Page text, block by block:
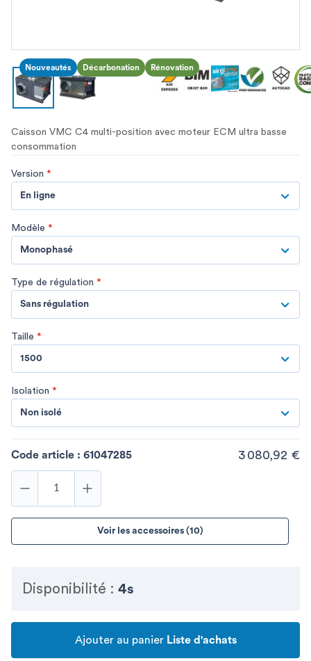
Nouveautés Décarbonation Rénovation
Caisson VMC C4 multi-position avec moteur ECM ultra basse
consommation
Version *
En ligne
Modèle *
Monophasé
Type de régulation *
Sans régulation
Taille *
1500
Isolation *
Non isolé
Code article : 61047285 3 080,92 €
Voir les accessoires (10)
Disponibilité : 4s
Ajouter au panierListe d'achats